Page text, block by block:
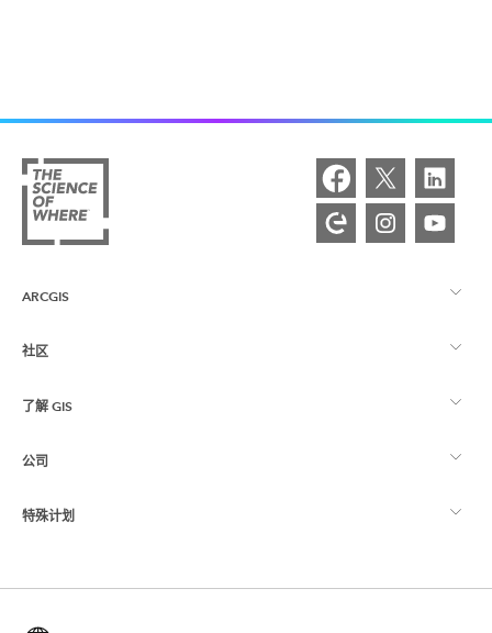
ARCGIS
ArcGIS 概览
制图
社区
Esri 社区
ArcGIS 博客
用户研究和测试
了解 GIS
什么是 GIS？
位置智能
培训
公司
关于 Esri
特殊计划